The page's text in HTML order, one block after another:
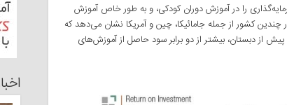
را در آموزش دوران کودکی، و به طور خاص آموزش
چندین کشور از جمله جامائیکا، چین و آمریکا نشان‌ می‌دهد که
از ‌دبستان، بیشتر از دو برابر سود حاصل از آموزش‌های